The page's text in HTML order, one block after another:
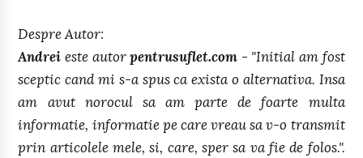
Despre Autor:
Andrei este autorpentrusuflet.com - "Initial am fost
sceptic cand mi s-a spus ca exista o alternativa. Insa
am avut norocul sa am parte de foarte multa
informatie, informatie pe care vreau sa v-o transmit
prin articolele mele, si, care, sper sa va fie de folos.".